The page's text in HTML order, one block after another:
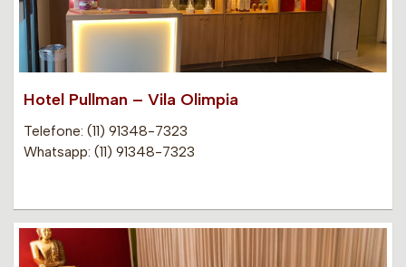
Hotel Pullman – Vila Olimpia
Telefone: (11) 91348-7323
Whatsapp: (11) 91348-7323